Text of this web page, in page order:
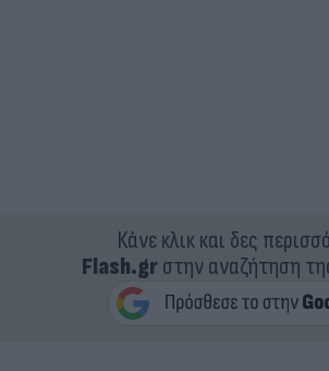
Κάνε κλικ και δες
Flash.grστην αναζήτηση